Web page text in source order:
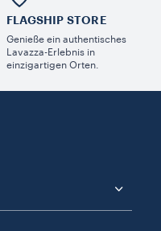
FLAGSHIP STORE
Genieße ein authentisches
Lavazza-Erlebnis in
einzigartigen Orten.